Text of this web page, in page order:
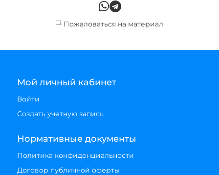
Пожаловаться на материал
Мой личный кабинет
Войти
Создать учетную запись
Нормативные документы
Политика конфиденциальности
Договор публичной оферты